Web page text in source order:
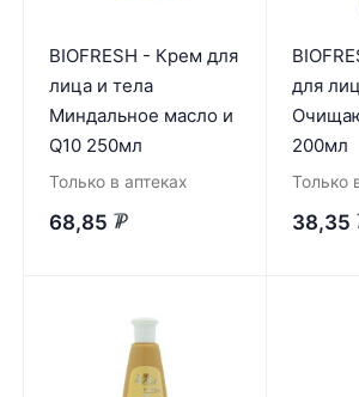
BIOFRESH - Крем для
лица и тела
Миндальное масло и
Q10 250мл
Только в аптеках
68,85 ₽
для
200мл
Только
38,35